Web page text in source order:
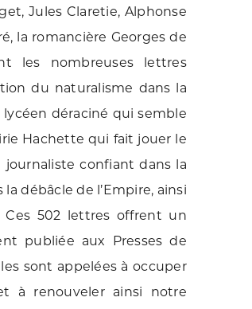
Jules Claretie, Alphonse
la romancière Georges de
les nombreuses lettres
du naturalisme dans la
déraciné qui semble
Hachette qui fait jouer le
journaliste confiant dans la
débâcle de l’Empire, ainsi
Ces 502 lettres offrent un
publiée aux Presses de
sont appelées à occuper
à renouveler ainsi notre